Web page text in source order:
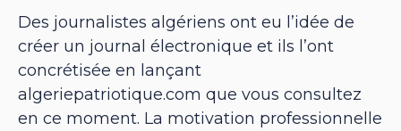
Des journalistes algériens ont eu l’idée de
créer un journal électronique et ils l’ont
concrétisée en lançant
algeriepatriotique.com que vous consultez
en ce moment. La motivation professionnelle